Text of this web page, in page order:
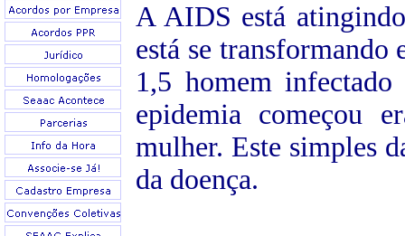
A AIDS está
está se
1,5 homem
epidemia começou
mulher. Este simples
da doença.